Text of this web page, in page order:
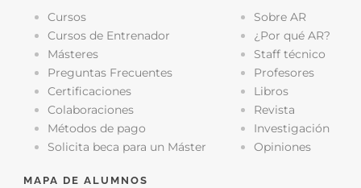
Cursos
Cursos de Entrenador
Másteres
Preguntas Frecuentes
Certificaciones
Colaboraciones
Métodos de pago
Solicita beca para un Máster
Sobre AR
¿Por qué AR?
Staff técnico
Profesores
Libros
Revista
Investigación
Opiniones
MAPA DE ALUMNOS